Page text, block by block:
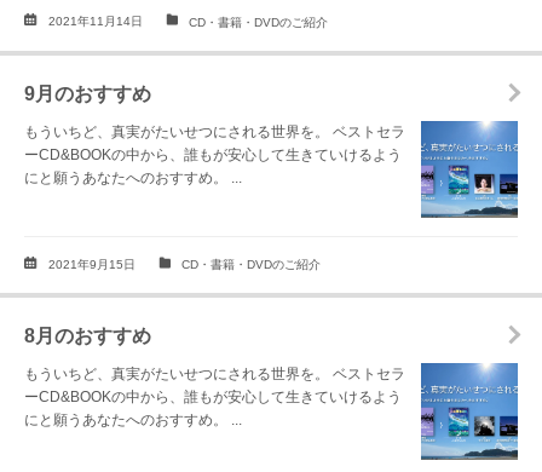
2021年11月14日 CD・書籍・DVDのご紹介
9月のおすすめ
もういちど、真実がたいせつにされる世界を。 ベストセラ
ーCD&BOOKの中から、誰もが安心して生きていけるよう
にと願うあなたへのおすすめ。 ...
2021年9月15日 CD・書籍・DVDのご紹介
8月のおすすめ
もういちど、真実がたいせつにされる世界を。 ベストセラ
ーCD&BOOKの中から、誰もが安心して生きていけるよう
にと願うあなたへのおすすめ。 ...